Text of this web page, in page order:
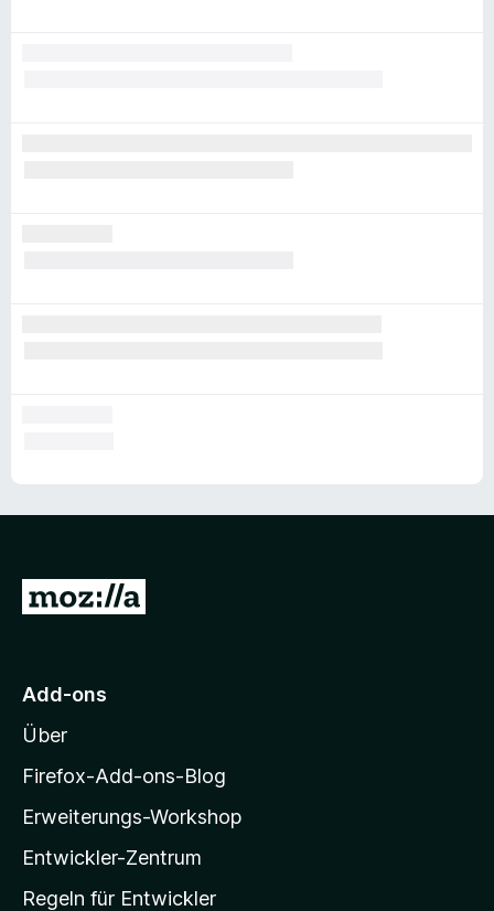
Z
M
z
i
l
a
-
Add-ons
Über
Firefox-Add-ons-Blog
Erweiterungs-Workshop
Entwickler-Zentrum
Regeln für Entwickler